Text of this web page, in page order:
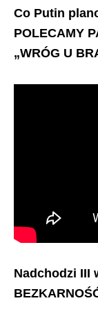
Co Putin
POLECAMY
„WRÓG U
Nadchodzi III